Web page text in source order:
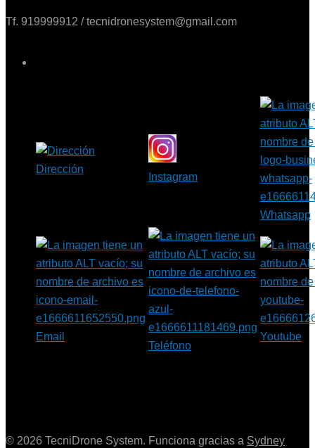
Tf. 919999912 / tecnidronesystem@gmail.com
Dirección
Instagram
Whatsapp
Email
Teléfono
Youtube
© 2026 TecniDrone System. Funciona gracias a Sydney